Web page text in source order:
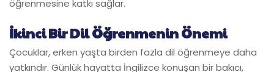
öğrenmesine katkı sağlar.
İkinci Bir Dil Öğrenmenin Önemi
Çocuklar, erken yaşta birden fazla dil öğrenmeye daha
yatkındır. Günlük hayatta İngilizce konuşan bir bakıcı,